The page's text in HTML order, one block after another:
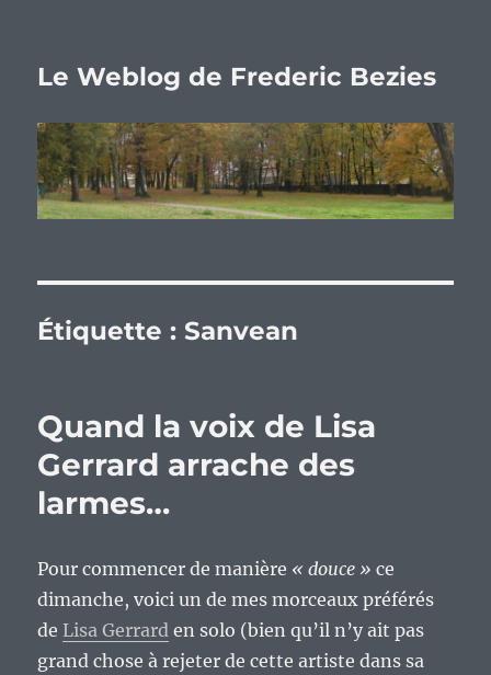
Le Weblog de Frederic Bezies
Étiquette : Sanvean
Quand la voix de Lisa
Gerrard arrache des
larmes…
Pour commencer de manière « douce » ce
dimanche, voici un de mes morceaux préférés
de Lisa Gerrard en solo (bien qu’il n’y ait pas
grand chose à rejeter de cette artiste dans sa